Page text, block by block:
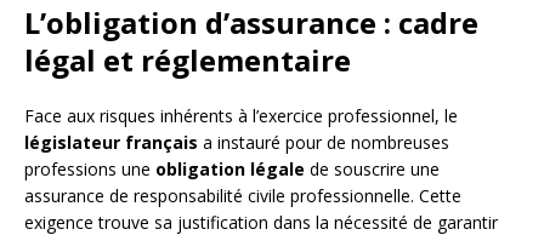
L’obligation d’assurance : cadre
légal et réglementaire
Face aux risques inhérents à l’exercice professionnel, le
législateur français a instauré pour de nombreuses
professions une obligation légale de souscrire une
assurance de responsabilité civile professionnelle. Cette
exigence trouve sa justification dans la nécessité de garantir